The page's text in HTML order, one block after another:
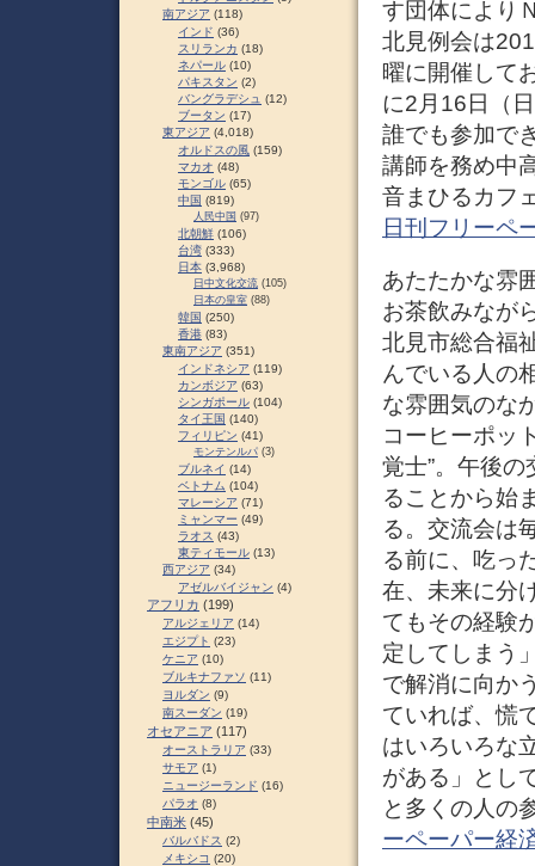
す団体により
北見例会は
曜に開催して
に2月16日（
誰でも参加で
講師を務め中
音まひるカフ
日刊フリーペ
あたたかな雰
お茶飲みなが
北見市総合福
んでいる人の
な雰囲気のな
コーヒーポッ
覚士”。午後
ることから始
る。交流会は
る前に、吃っ
在、未来に分
てもその経験
定してしまう
で解消に向か
ていれば、慌
はいろいろな
がある」とし
と多くの人の
ーペーパー経
南アジア (118)
インド (36)
スリランカ (18)
ネパール (10)
パキスタン (2)
バングラデシュ (12)
ブータン (17)
東アジア (4,018)
オルドスの風 (159)
マカオ (48)
モンゴル (65)
中国 (819)
人民中国 (97)
北朝鮮 (106)
台湾 (333)
日本 (3,968)
日中文化交流 (105)
日本の皇室 (88)
韓国 (250)
香港 (83)
東南アジア (351)
インドネシア (119)
カンボジア (63)
シンガポール (104)
タイ王国 (140)
フィリピン (41)
モンテンルパ (3)
ブルネイ (14)
ベトナム (104)
マレーシア (71)
ミャンマー (49)
ラオス (43)
東ティモール (13)
西アジア (34)
アゼルバイジャン (4)
アフリカ (199)
アルジェリア (14)
エジプト (23)
ケニア (10)
ブルキナファソ (11)
ヨルダン (9)
南スーダン (19)
オセアニア (117)
オーストラリア (33)
サモア (1)
ニュージーランド (16)
パラオ (8)
中南米 (45)
バルバドス (2)
メキシコ (20)